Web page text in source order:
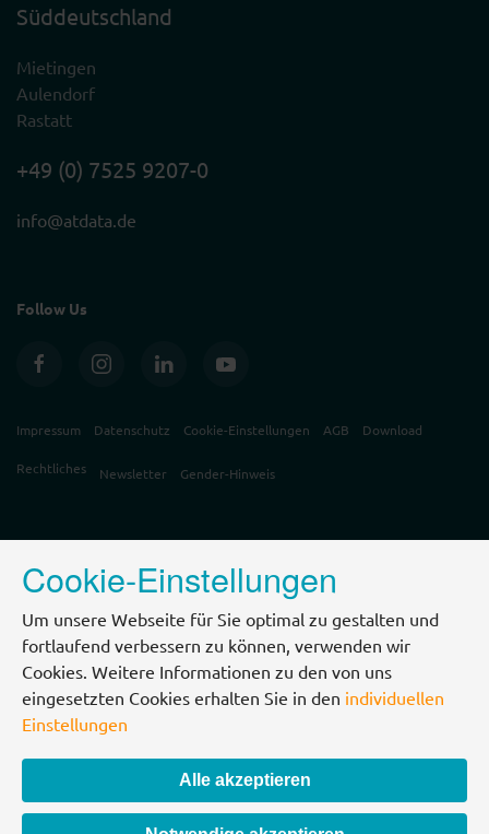
Süddeutschland
Mietingen
Aulendorf
Rastatt
+49 (0) 7525 9207-0
info@atdata.de
Follow Us
Impressum Datenschutz Cookie-Einstellungen AGB Download
Rechtliches Newsletter Gender-Hinweis
Cookie-Einstellungen
Um unsere Webseite für Sie optimal zu gestalten und
fortlaufend verbessern zu können, verwenden wir
Cookies. Weitere Informationen zu den von uns
eingesetzten Cookies erhalten Sie in den individuellen
Einstellungen
Alle akzeptieren